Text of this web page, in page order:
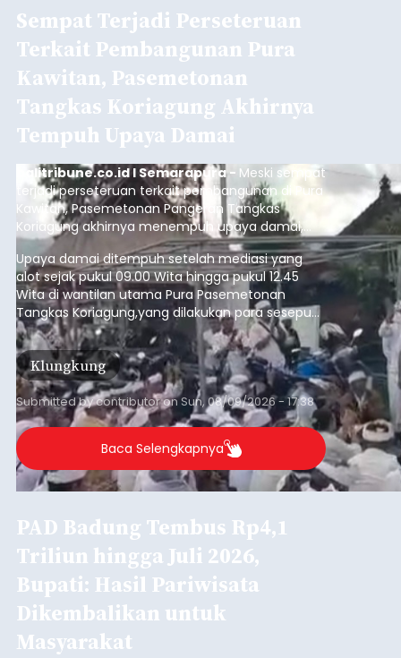
Sempat Terjadi Perseteruan
Terkait Pembangunan Pura
Kawitan, Pasemetonan
Tangkas Koriagung Akhirnya
Tempuh Upaya Damai
balitribune.co.id I Semarapura - Meski sempat
terjadi perseteruan terkait pembangunan di Pura
Kawitan, Pasemetonan Pangeran Tangkas
Koriagung akhirnya menempuh upaya damai,
pada Minggu (9/8/2026).
Upaya damai ditempuh setelah mediasi yang
alot sejak pukul 09.00 Wita hingga pukul 12.45
Wita di wantilan utama Pura Pasemetonan
Tangkas Koriagung,yang dilakukan para sesepuh
kedua belah pihak yang berseberangan.
Klungkung
Submitted bycontributoronSun, 08/09/2026 - 17:38
Baca Selengkapnya
PAD Badung Tembus Rp4,1
Triliun hingga Juli 2026,
Bupati: Hasil Pariwisata
Dikembalikan untuk
Masyarakat